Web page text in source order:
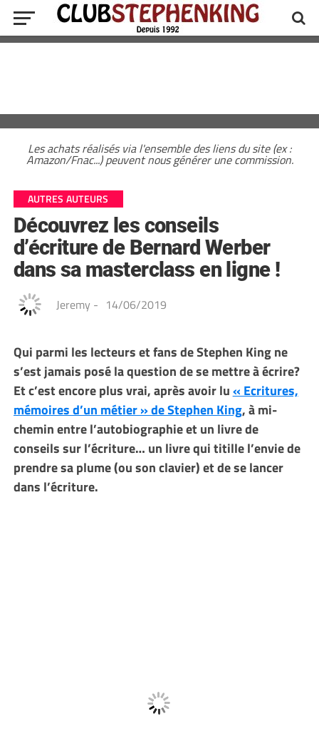
Les achats réalisés via l'ensemble des liens du site (ex :
Amazon/Fnac...) peuvent nous générer une commission.
AUTRES AUTEURS
Découvrez les conseils
d’écriture de Bernard Werber
dans sa masterclass en ligne !
Jeremy - 14/06/2019
Qui parmi les lecteurs et fans de Stephen King ne
s’est jamais posé la question de se mettre à écrire?
Et c’est encore plus vrai, après avoir lu« Ecritures,
mémoires d’un métier » de Stephen King, à mi-
chemin entre l’autobiographie et un livre de
conseils sur l’écriture… un livre qui titille l’envie de
prendre sa plume (ou son clavier) et de se lancer
dans l’écriture.